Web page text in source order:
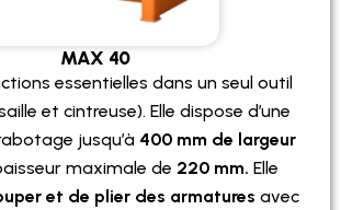
MAX 40
essentielles dans un seul outil
et cintreuse). Elle dispose d’une
jusqu’à 400 mm de largeur
maximale de 220 mm. Elle
et de plier des armatures avec